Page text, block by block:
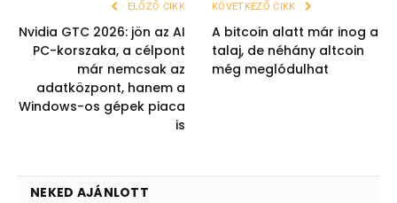
ELŐZŐ CIKK
Nvidia GTC 2026: jön az AI
PC-korszaka, a célpont
már nemcsak az
adatközpont, hanem a
Windows-os gépek piaca
is
KÖVETKEZŐ CIKK
A bitcoin alatt már inog a
talaj, de néhány altcoin
még meglódulhat
NEKED AJÁNLOTT